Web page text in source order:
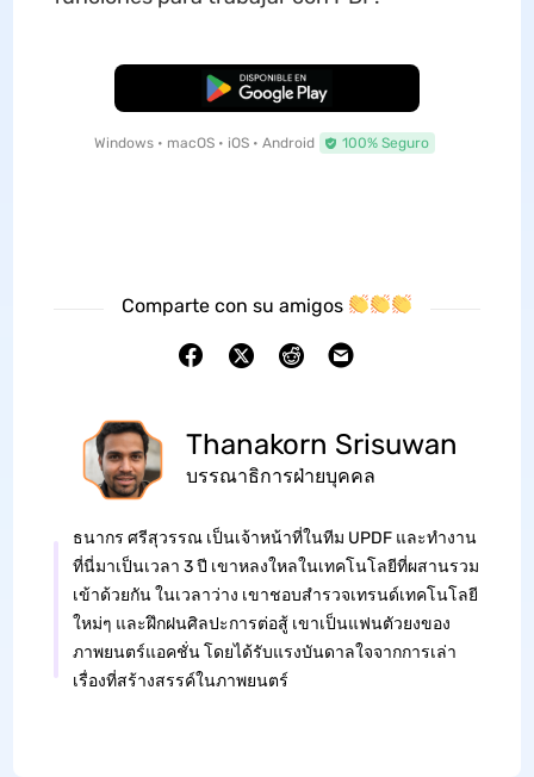
Descarga Gratuita
Windows • macOS • iOS • Android 100% Seguro
Comparte con su amigos
Thanakorn Srisuwan
บรรณาธิการฝ่ายบุคคล
ธนากร ศรีสุวรรณ เป็นเจ้าหน้าที่ในทีม UPDF และทำงาน
ที่นี่มาเป็นเวลา 3 ปี เขาหลงใหลในเทคโนโลยีที่ผสานรวม
เข้าด้วยกัน ในเวลาว่าง เขาชอบสำรวจเทรนด์เทคโนโลยี
ใหม่ๆ และฝึกฝนศิลปะการต่อสู้ เขาเป็นแฟนตัวยงของ
ภาพยนตร์แอคชั่น โดยได้รับแรงบันดาลใจจากการเล่า
เรื่องที่สร้างสรรค์ในภาพยนตร์